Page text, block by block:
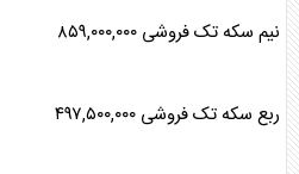
نیم سکهتک فروشی ۸۵۹,۰۰۰,۰۰۰
ربع سکهتک فروشی ۴۹۷,۵۰۰,۰۰۰